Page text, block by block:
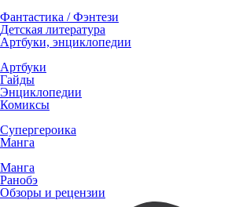
Фантастика / Фэнтези
Детская литература
Артбуки, энциклопедии
Артбуки
Гайды
Энциклопедии
Комиксы
Супергероика
Манга
Манга
Ранобэ
Обзоры и рецензии